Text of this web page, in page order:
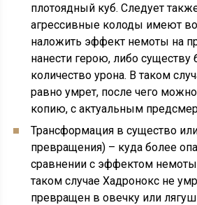
плотоядный куб. Следует
агрессивные колоды имеют
наложить эффект немоты на
нанести герою, либо
количество урона. В таком
равно умрет, после чего
копию, с актуальным
Трансформация в существо
превращения) – куда более
сравнении с эффектом
таком случае Хадронокс не
превращен в овечку или